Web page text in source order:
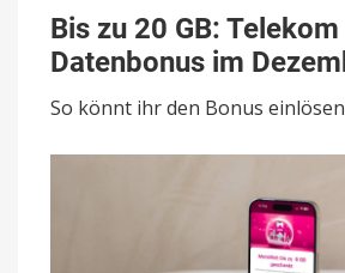
zu
20
GB:
verdoppelt
im
Bis zu 20 GB:
Datenbonus im
So könnt ihr den Bonus einlösen